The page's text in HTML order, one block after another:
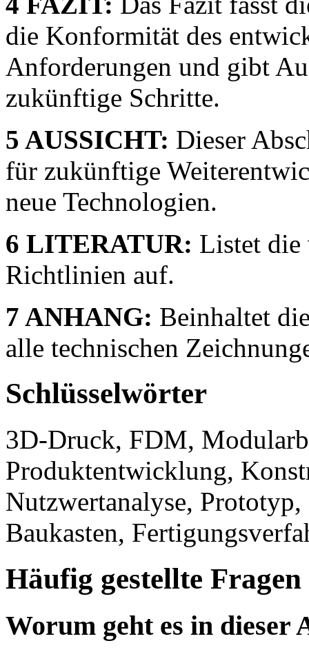
die Konformität des
Anforderungen und gibt
zukünftige Schritte.
5 AUSSICHT: Dieser
für zukünftige
neue Technologien.
6 LITERATUR: Listet die
Richtlinien auf.
7 ANHANG: Beinhaltet
alle technischen
Schlüsselwörter
3D-Druck, FDM,
Produktentwicklung,
Nutzwertanalyse,
Baukasten,
Häufig gestellte Fragen
Worum geht es in dieser